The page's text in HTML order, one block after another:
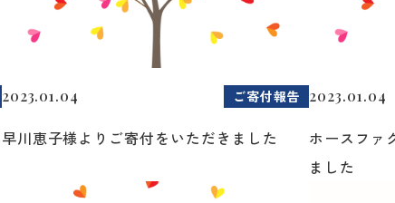
2023.01.04 ご寄付報告
早川恵子様よりご寄付をいただきました
2023.01.04
ホースファ
ました